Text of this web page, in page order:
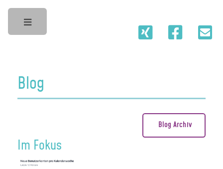
Blog
Blog Archiv
Im Fokus